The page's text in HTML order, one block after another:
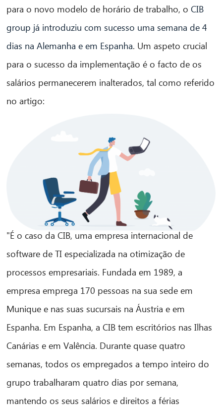
para o novo modelo de horário de trabalho, oCIB
group já introduziu com sucesso uma semana de 4
dias na Alemanha e em Espanha. Um aspeto crucial
para o sucesso da implementação é o facto de os
salários permanecerem inalterados, tal como referido
no artigo:
"É o caso da CIB, uma empresa internacional de
software de TI especializada na otimização de
processos empresariais. Fundada em 1989, a
empresa emprega 170 pessoas na sua sede em
Munique e nas suas sucursais na Áustria e em
Espanha. Em Espanha, a CIB tem escritórios nas Ilhas
Canárias e em Valência. Durante quase quatro
semanas, todos os empregados a tempo inteiro do
grupo trabalharam quatro dias por semana,
mantendo os seus salários e direitos a férias
CIB AI ChatBot